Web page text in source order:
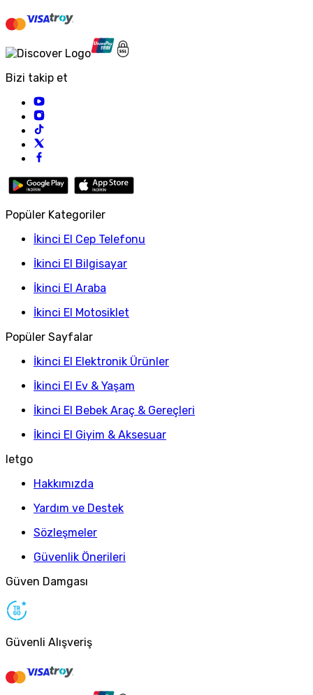
Bizi takip et
Popüler Kategoriler
İkinci El Cep Telefonu
İkinci El Bilgisayar
İkinci El Araba
İkinci El Motosiklet
Popüler Sayfalar
İkinci El Elektronik Ürünler
İkinci El Ev & Yaşam
İkinci El Bebek Araç & Gereçleri
İkinci El Giyim & Aksesuar
letgo
Hakkımızda
Yardım ve Destek
Sözleşmeler
Güvenlik Önerileri
Güven Damgası
Güvenli Alışveriş